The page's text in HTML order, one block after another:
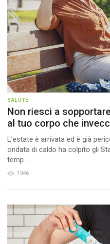
SALUTE
Non riesci a
al tuo corpo che
L'estate è arrivata ed è già
ondata di caldo ha colpito gli
temp ...
1946